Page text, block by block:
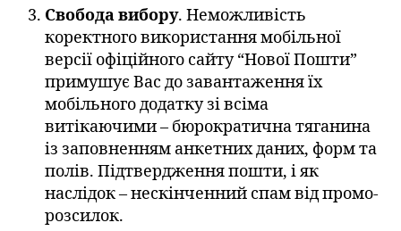
Свобода вибору. Неможливість
коректного використання мобільної
версії офіційного сайту “Нової Пошти”
примушує Вас до завантаження їх
мобільного додатку зі всіма
витікаючими – бюрократична тяганина
із заповненням анкетних даних, форм та
полів. Підтвердження пошти, і як
наслідок – нескінченний спам від промо-
розсилок.